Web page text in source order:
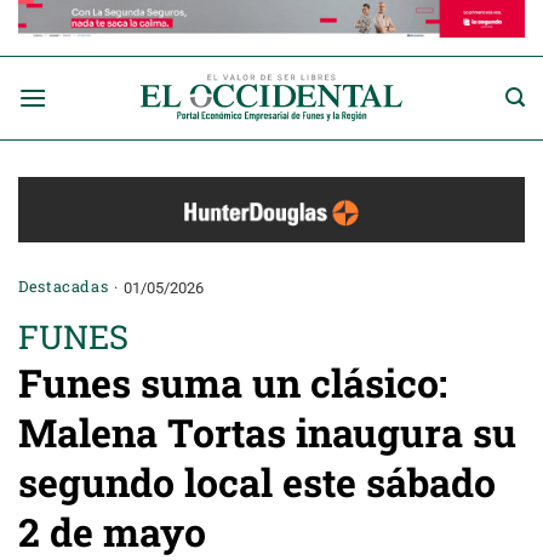
Saltar
Destacadas 01/05/2026
FUNES
Funes suma un clásico:
Malena Tortas inaugura su
segundo local este sábado
2 de mayo